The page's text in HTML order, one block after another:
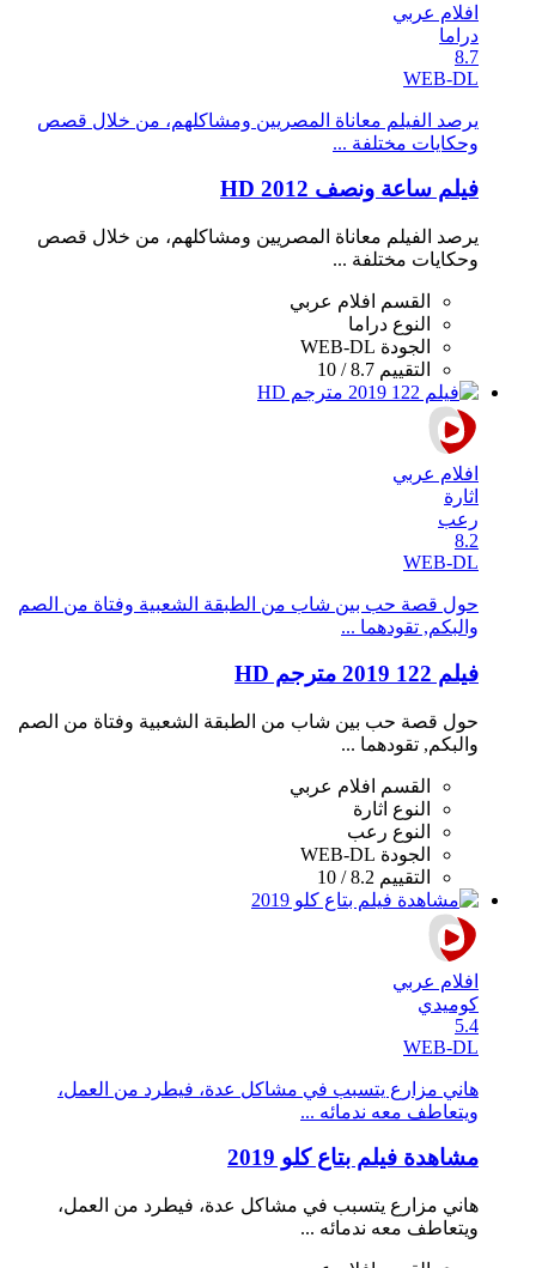
افلام عربي
دراما
8.7
WEB-DL
يرصد الفيلم معاناة المصريين ومشاكلهم، من خلال قصص
وحكايات مختلفة ...
فيلم ساعة ونصف 2012 HD
يرصد الفيلم معاناة المصريين ومشاكلهم، من خلال قصص
وحكايات مختلفة ...
القسم
افلام عربي
النوع دراما
الجودة WEB-DL
التقييم 8.7 / 10
افلام عربي
اثارة
رعب
8.2
WEB-DL
حول قصة حب بين شاب من الطبقة الشعبية وفتاة من الصم
والبكم, تقودهما ...
فيلم 122 2019 مترجم HD
حول قصة حب بين شاب من الطبقة الشعبية وفتاة من الصم
والبكم, تقودهما ...
القسم
افلام عربي
النوع اثارة
النوع رعب
الجودة WEB-DL
التقييم 8.2 / 10
افلام عربي
كوميدي
5.4
WEB-DL
هاني مزارع يتسبب في مشاكل عدة، فيطرد من العمل،
ويتعاطف معه ندمائه ...
مشاهدة فيلم بتاع كلو 2019
هاني مزارع يتسبب في مشاكل عدة، فيطرد من العمل،
ويتعاطف معه ندمائه ...